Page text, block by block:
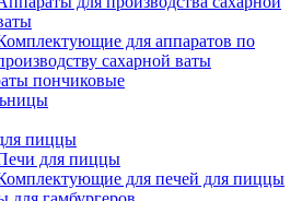
для аппаратов по
сахарной ваты
пончиковые
пиццы
для пиццы
для печей для пиццы